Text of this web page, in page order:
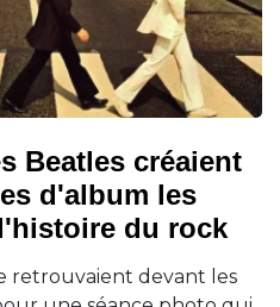
Beatles créaient
d'album les
du rock
retrouvaient devant les